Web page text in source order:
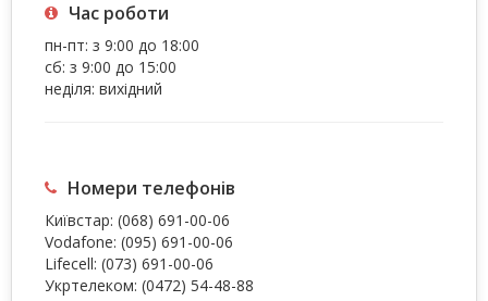
Час роботи
пн-пт: з 9:00 до 18:00
сб: з 9:00 до 15:00
неділя: вихідний
Номери телефонів
Київстар: (068) 691-00-06
Vodafone: (095) 691-00-06
Lifecell: (073) 691-00-06
Укртелеком: (0472) 54-48-88